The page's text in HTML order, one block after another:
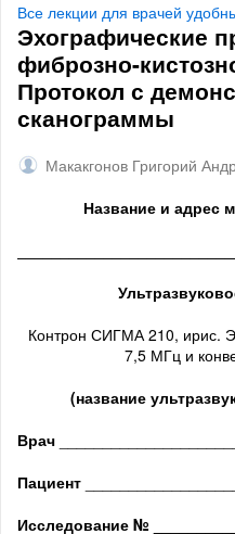
Все лекции для врачей
Эхографические
фиброзно-
Протокол с
сканограммы
Макакгонов Григорий
Название и адрес
Контрон СИГМА 210, ирис.
7,5 МГц и
(название
Врач
Пациент
Исследование №